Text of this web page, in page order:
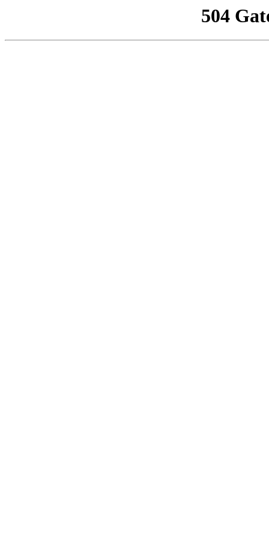
504